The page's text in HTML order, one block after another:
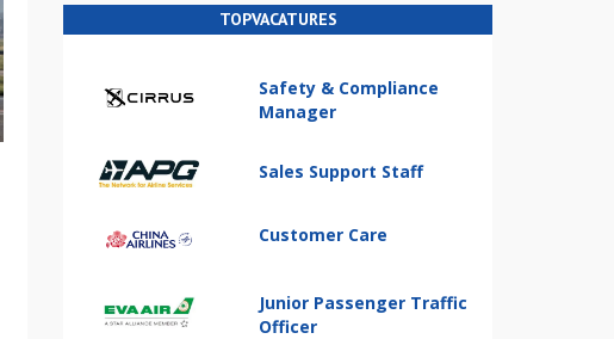
TOPVACATURES
Safety & Compliance
Manager
Sales Support Staff
Customer Care
Junior Passenger Traffic
Officer